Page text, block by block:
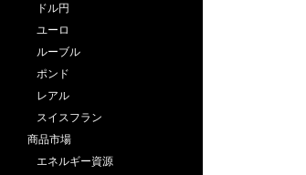
ドル円
ユーロ
ルーブル
ポンド
レアル
スイスフラン
商品市場
エネルギー資源